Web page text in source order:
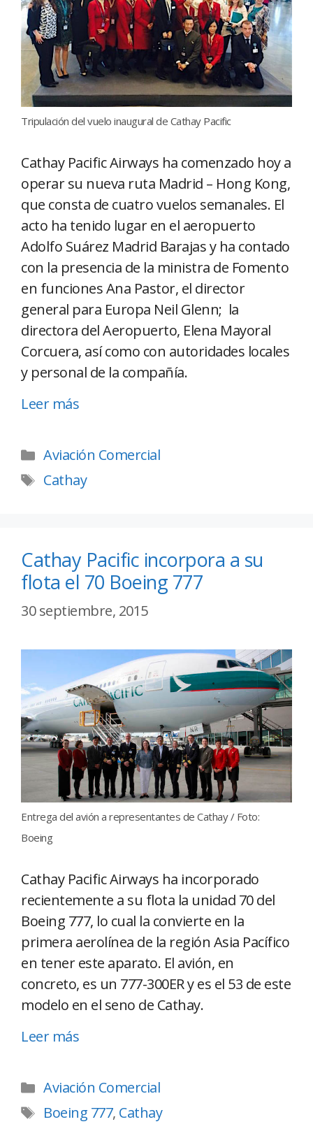
Tripulación del vuelo inaugural de Cathay Pacific
Cathay Pacific Airways ha comenzado hoy a
operar su nueva ruta Madrid – Hong Kong,
que consta de cuatro vuelos semanales. El
acto ha tenido lugar en el aeropuerto
Adolfo Suárez Madrid Barajas y ha contado
con la presencia de la ministra de Fomento
en funciones Ana Pastor, el director
general para Europa Neil Glenn; la
directora del Aeropuerto, Elena Mayoral
Corcuera, así como con autoridades locales
y personal de la compañía.
Leer más
Aviación Comercial
Cathay
Cathay Pacific incorpora a su
flota el 70 Boeing 777
30 septiembre, 2015
Entrega del avión a representantes de Cathay / Foto:
Boeing
Cathay Pacific Airways ha incorporado
recientemente a su flota la unidad 70 del
Boeing 777, lo cual la convierte en la
primera aerolínea de la región Asia Pacífico
en tener este aparato. El avión, en
concreto, es un 777-300ER y es el 53 de este
modelo en el seno de Cathay.
Leer más
Aviación Comercial
Boeing 777, Cathay